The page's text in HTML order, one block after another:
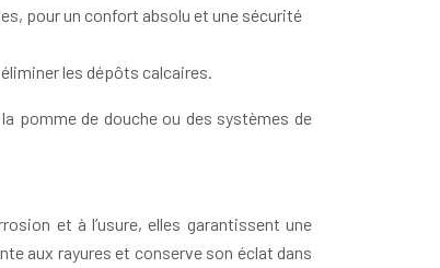
pour un confort absolu et une sécurité
les dépôts calcaires.
pomme de douche ou des systèmes de
et à l’usure, elles garantissent une
aux rayures et conserve son éclat dans